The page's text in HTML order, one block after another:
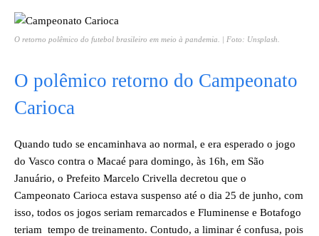
O retorno polêmico do futebol brasileiro em meio à pandemia. | Foto: Unsplash.
O polêmico retorno do Campeonato
Carioca
Quando tudo se encaminhava ao normal, e era esperado o jogo
do Vasco contra o Macaé para domingo, às 16h, em São
Januário, o Prefeito Marcelo Crivella decretou que o
Campeonato Carioca estava suspenso até o dia 25 de junho, com
isso, todos os jogos seriam remarcados e Fluminense e Botafogo
teriam tempo de treinamento. Contudo, a liminar é confusa, pois